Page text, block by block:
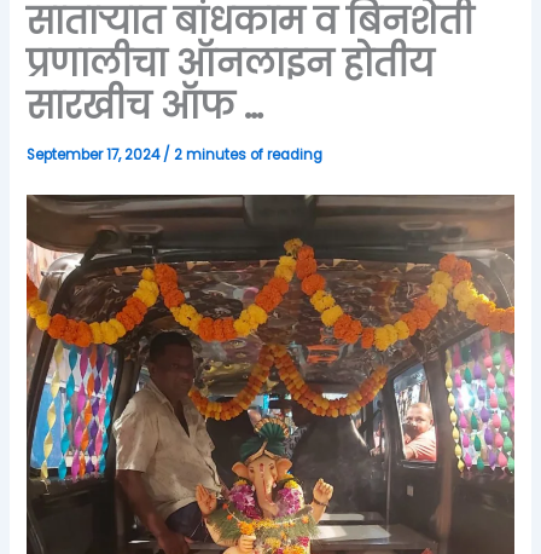
साताऱ्यात बांधकाम व बिनशेती
प्रणालीचा ऑनलाइन होतीय
सारखीच ऑफ …
September 17, 2024/2 minutes of reading